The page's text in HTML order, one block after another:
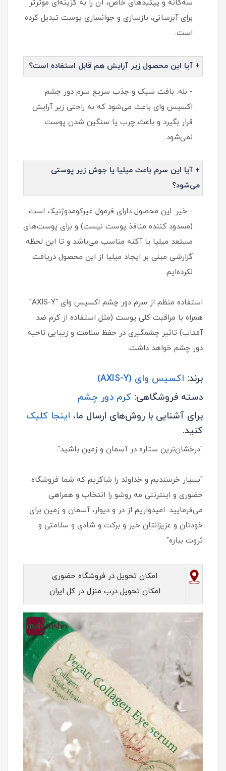
سه‌گانه و پپتیدهای خاص، آن را به گزینه‌ای موثرتر
برای آبرسانی، بازسازی و جوانسازی پوست تبدیل کرده
است.
+ آیا این محصول زیر آرایش هم قابل استفاده است؟
- بله. بافت سبک و جذب سریع سرم دور چشم
اکسیس وای باعث می‌شود که به راحتی زیر آرایش
قرار بگیرد و باعث چرب یا سنگین شدن پوست
نمی‌شود.
+ آیا این سرم باعث میلیا یا جوش زیر پوستی
می‌شود؟
- خیر. این محصول دارای فرمول غیرکومدوژنیک است
(مسدود کننده منافذ پوست نیست) و برای پوست‌های
مستعد میلیا یا آکنه مناسب می‌باشد و تا این لحظه
گزارشی مبنی بر ایجاد میلیا از این محصول دریافت
نکرده‌ایم.
استفاده منظم از سرم دور چشم اکسیس وای "AXIS-Y"
همراه با مراقبت کلی پوست (مثل استفاده از کرم ضد
آفتاب) تاثیر چشمگیری در حفظ سلامت و زیبایی ناحیه
دور چشم خواهد داشت.
برند: اکسیس وای (AXIS-Y)
دسته فروشگاهی: کرم دور چشم
برای آشنایی با روش‌های ارسال ما، اینجا کلیک
کنید.
"درخشان‌ترین ستاره در آسمان و زمین باشید"
"بسیار خرسندیم و خداوند را شاکریم که شما فروشگاه
حضوری و اینترنتی مه روشو را انتخاب و همراهی
می‌فرمایید. امیدواریم از در و دیوار، آسمان و زمین برای
خودتان و عزیزانتان خیر و برکت و شادی و سلامتی و
ثروت بباره"
امکان تحویل در فروشگاه حضوری
امکان تحویل درب منزل در کل ایران